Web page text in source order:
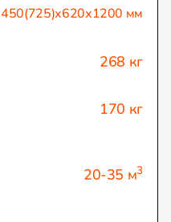
450(725)х620х1200 мм
268 кг
170 кг
20-35 м3